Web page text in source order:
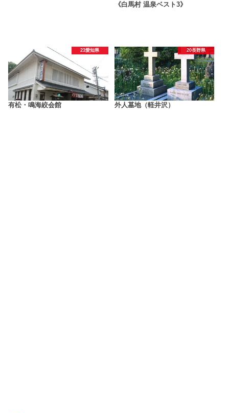
《白馬村 温泉ベスト3》
23愛知県
有松・鳴海絞会館
20長野県
外人墓地（軽井沢）